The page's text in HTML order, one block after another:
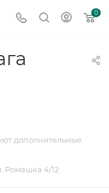
0
дополнительные
Ромашка 4/12